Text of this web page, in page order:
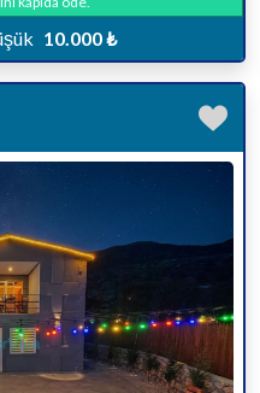
10.000 ₺